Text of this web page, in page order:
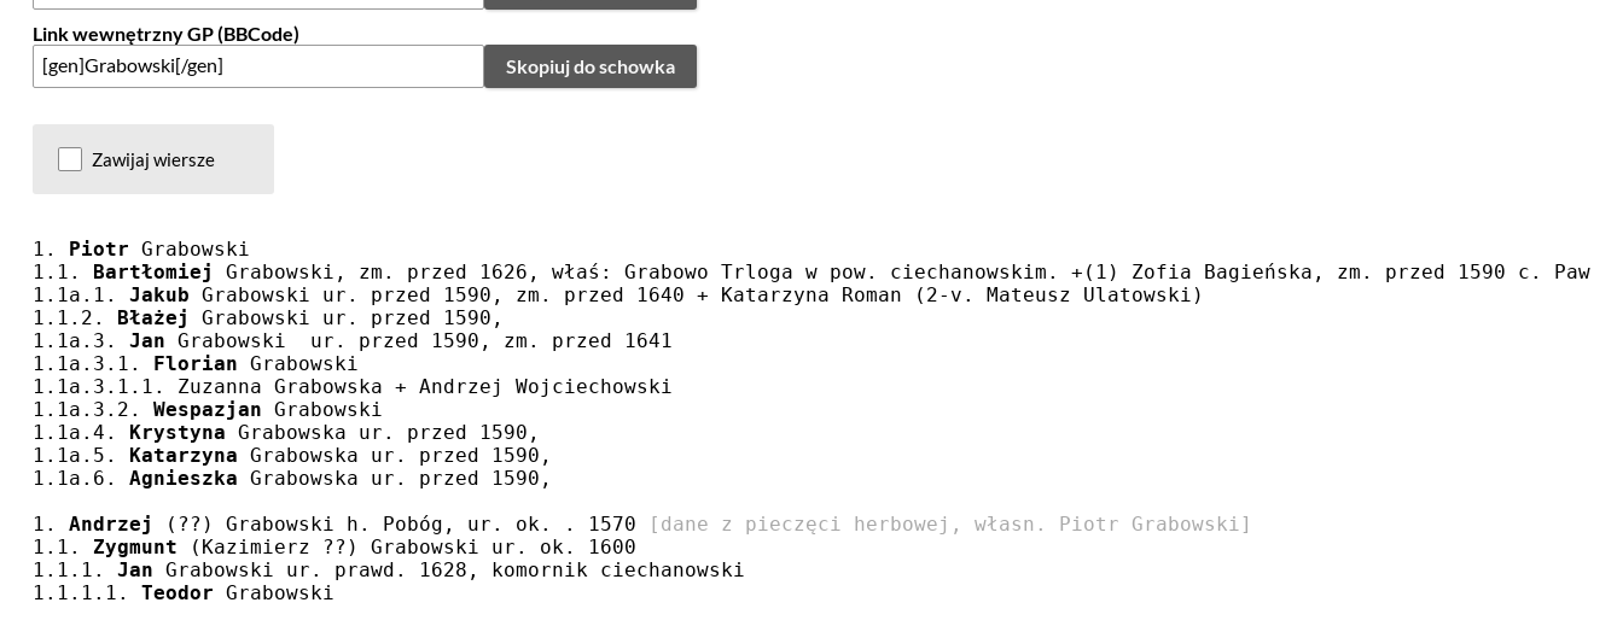
Link wewnętrzny GP (BBCode)
Skopiuj do schowka
Zawijaj wiersze
1. Piotr Grabowski
1.1. Bartłomiej
Grabowski, zm. przed 1626, właś: Grabowo Trloga w pow. ciechanowskim. +(1) Zofia Bagieńska, zm. przed 1590 c.
1.1a.1. Jakub Grabowski ur. przed 1590, zm. przed 1640 + Katarzyna Roman (2-v. Mateusz Ulatowski)
1.1.2. Błażej
Grabowski ur. przed 1590,
1.1a.3. Jan Grabowski  ur. przed 1590, zm. przed 1641
1.1a.3.1. Florian Grabowski
1.1a.3.1.1. Zuzanna Grabowska + Andrzej Wojciechowski
1.1a.3.2. Wespazjan Grabowski
1.1a.4. Krystyna Grabowska ur. przed 1590,
1.1a.5. Katarzyna Grabowska ur. przed 1590,
1.1a.6. Agnieszka Grabowska ur. przed 1590,
1. Andrzej (??) Grabowski h. Pobóg, ur. ok. . 1570
[dane z pieczęci herbowej, własn. Piotr Grabowski]
1.1. Zygmunt (Kazimierz ??) Grabowski ur. ok. 1600
1.1.1. Jan Grabowski ur. prawd. 1628, komornik ciechanowski
1.1.1.1. Teodor Grabowski